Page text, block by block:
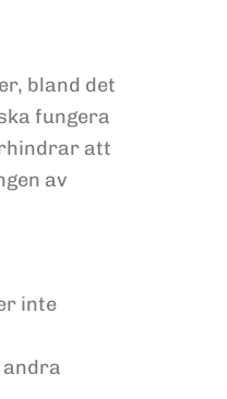
bland det
fungera
att
av
inte
andra